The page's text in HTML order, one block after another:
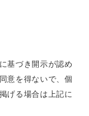
基づき開示が認め
意を得ないで、個
げる場合は上記に